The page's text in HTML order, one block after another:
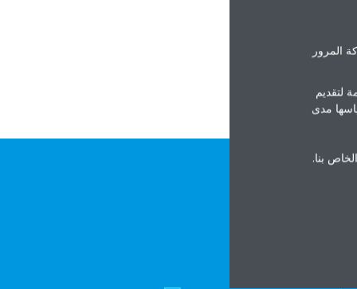
المرور
لتقديم
مدى
بنا.